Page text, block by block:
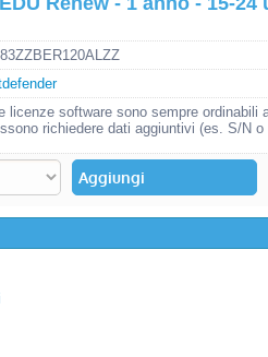
Password:
Hai perso la
licenze software sono sempre
richiedere dati aggiuntivi (es. S/N